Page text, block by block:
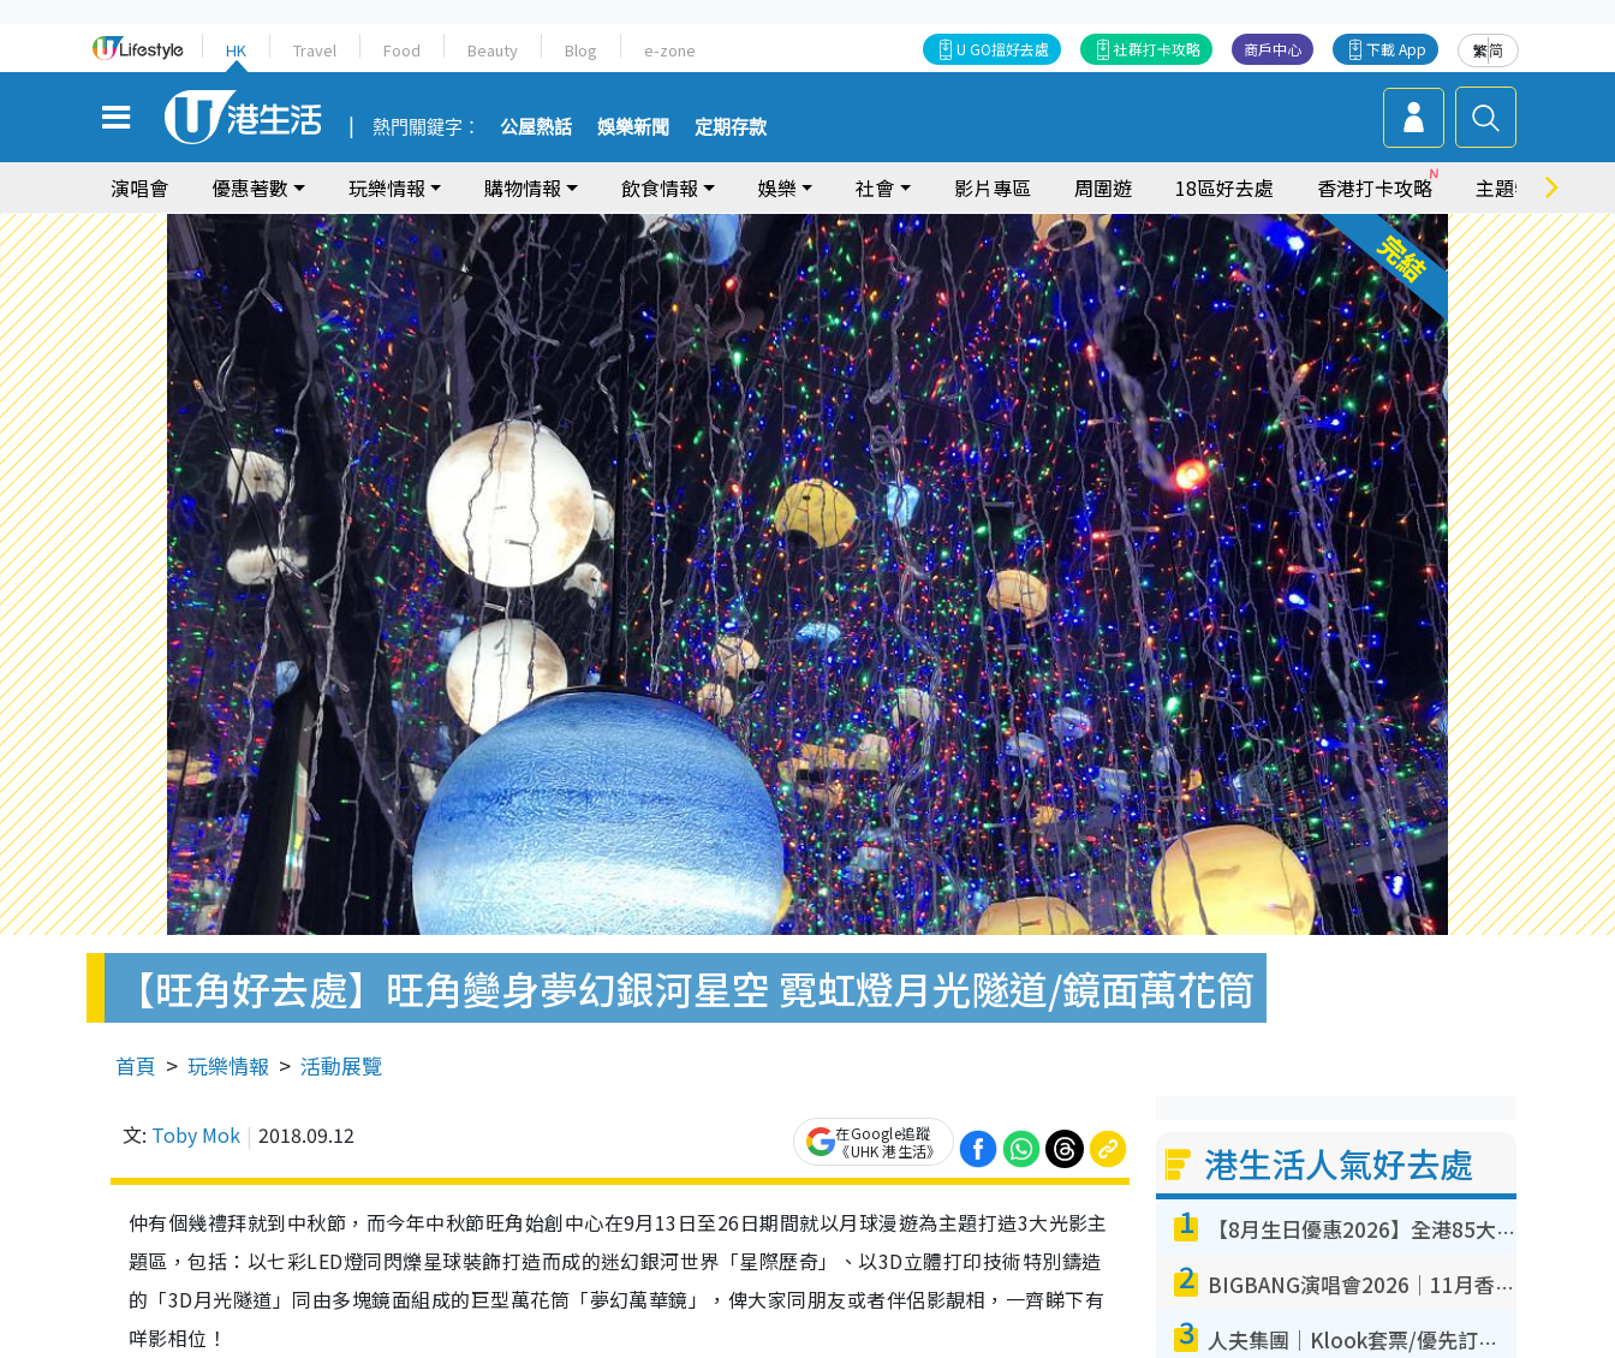
HK Travel Food Beauty Blog e-zone 繁简
下載 App
商戶中心
社群打卡攻略
U GO搵好去處
熱門關鍵字： 公屋熱話 娛樂新聞 定期存款
演唱會 優惠著數 玩樂情報 購物情報 飲食情報 娛樂 社會 影片專區 周圍遊 18區好去處 香港打卡攻略 主題特集
【旺角好去處】旺角變身夢幻銀河星空 霓虹燈月光隧道/鏡面萬花筒
首頁 玩樂情報 活動展覽
文: Toby Mok 2018.09.12
在Google追蹤
《UHK 港生活》
仲有個幾禮拜就到中秋節，而今年中秋節旺角始創中心在9月13日至26日期間就以月球漫遊為主題打造3大光影主
題區，包括：以七彩LED燈同閃爍星球裝飾打造而成的迷幻銀河世界「星際歷奇」、以3D立體打印技術特別鑄造
的「3D月光隧道」同由多塊鏡面組成的巨型萬花筒「夢幻萬華鏡」，俾大家同朋友或者伴侶影靚相，一齊睇下有
咩影相位！
港生活人氣好去處
1 【8月生日優惠2026】全港85大食買玩著數攻略 自助餐/火鍋放題同行免費＋誠品/DONKI送現金券
2 BIGBANG演唱會2026｜11月香港啟德開3場！實名制VIP申請、優先購票攻略
3 人夫集團｜Klook套票/優先訂票/公開發售搶飛攻略！附票價.購票連結.場地座位表